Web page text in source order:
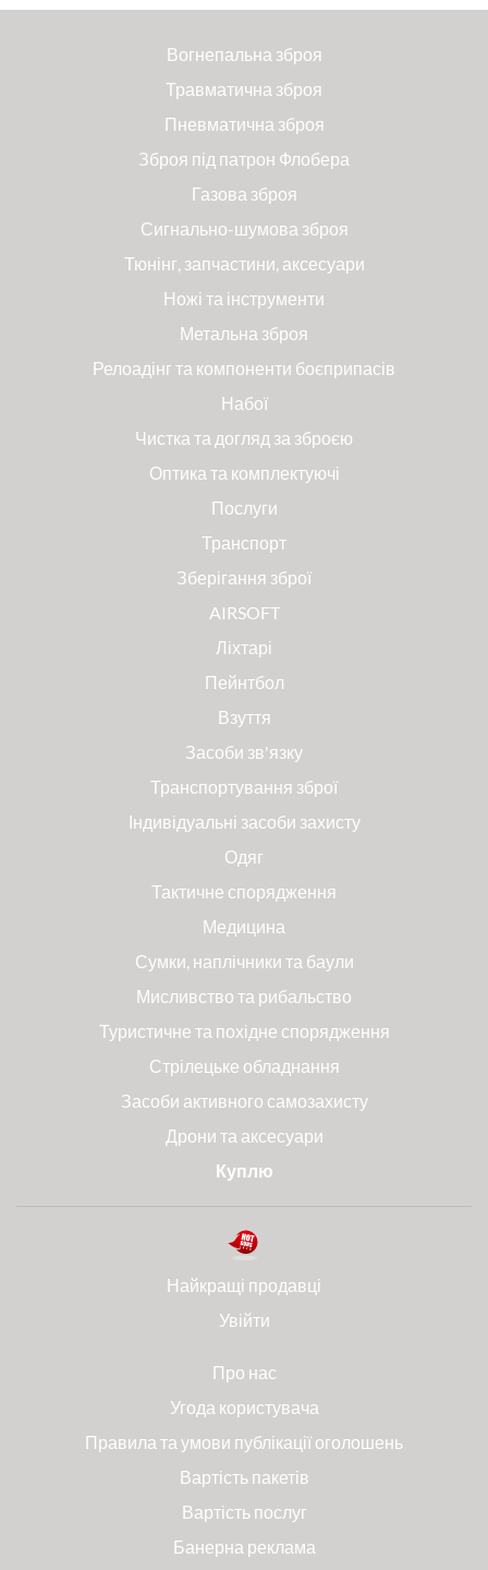
Вогнепальна зброя
Травматична зброя
Пневматична зброя
Зброя під патрон Флобера
Газова зброя
Сигнально-шумова зброя
Тюнінг, запчастини, аксесуари
Ножі та інструменти
Метальна зброя
Релоадінг та компоненти боєприпасів
Набої
Чистка та догляд за зброєю
Оптика та комплектуючі
Послуги
Транспорт
Зберігання зброї
AIRSOFT
Ліхтарі
Пейнтбол
Взуття
Засоби зв'язку
Транспортування зброї
Індивідуальні засоби захисту
Одяг
Тактичне спорядження
Медицина
Сумки, наплічники та баули
Мисливство та рибальство
Туристичне та похідне спорядження
Стрілецьке обладнання
Засоби активного самозахисту
Дрони та аксесуари
Куплю
Найкращі продавці
Увійти
Про нас
Угода користувача
Правила та умови публікації оголошень
Вартість пакетів
Вартість послуг
Банерна реклама